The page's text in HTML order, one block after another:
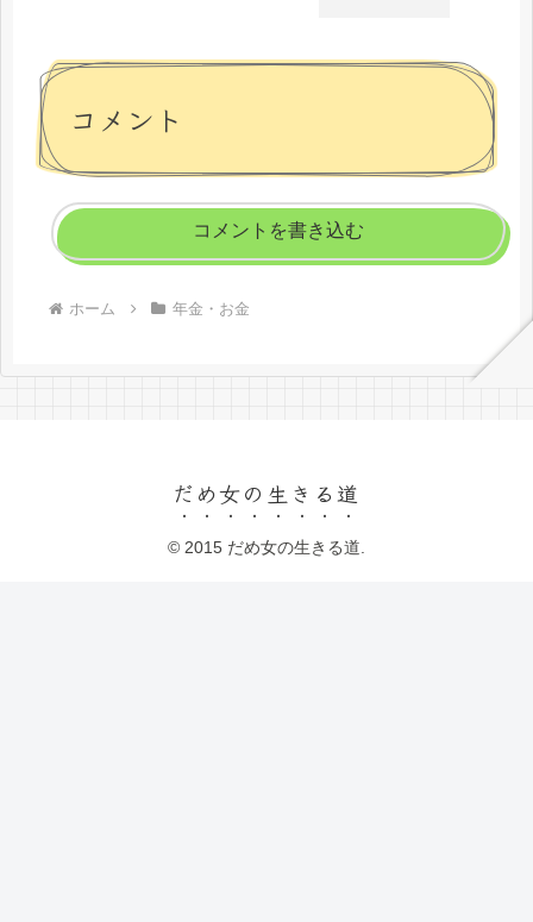
コメント
コメントを書き込む
ホーム 年金・お金
だめ女の生きる道
© 2015 だめ女の生きる道.